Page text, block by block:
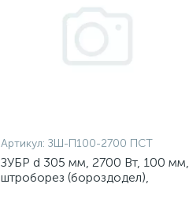
Артикул: ЗШ-П100-2700 ПСТ
ЗУБР d 305 мм, 2700 Вт, 100 мм,
штроборез (бороздодел),